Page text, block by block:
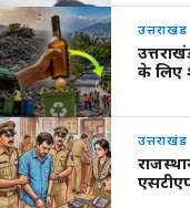
उत्तराखंड
के लिए
उत्तराखंड